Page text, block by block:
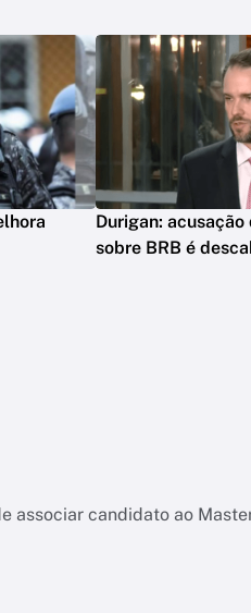
Durigan:
sobre BRB é
associar candidato ao